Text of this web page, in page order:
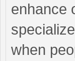
enhance
when